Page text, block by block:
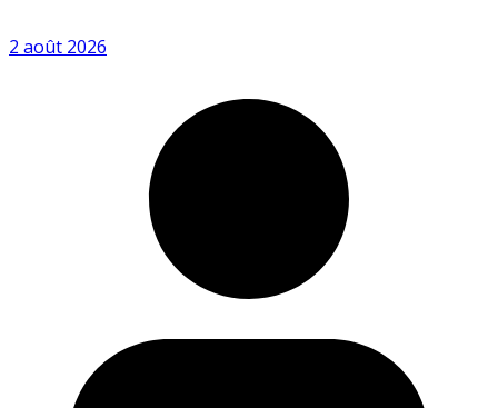
2 août 2026